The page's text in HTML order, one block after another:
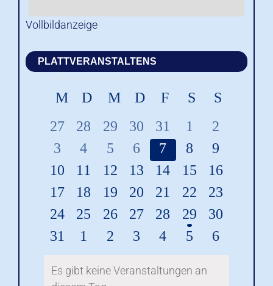
Vollbildanzeige
PLATTVERANSTALTENS